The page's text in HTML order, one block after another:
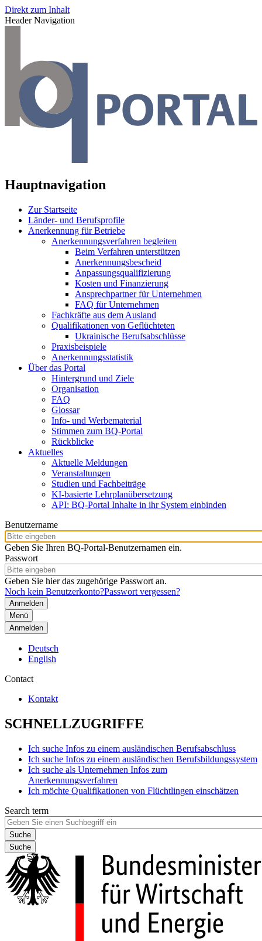
Direkt zum Inhalt
Header Navigation
Hauptnavigation
Zur Startseite
Länder- und Berufsprofile
Anerkennung für Betriebe
Anerkennungsverfahren begleiten
Beim Verfahren unterstützen
Anerkennungsbescheid
Anpassungsqualifizierung
Kosten und Finanzierung
Ansprechpartner für Unternehmen
FAQ für Unternehmen
Fachkräfte aus dem Ausland
Qualifikationen von Geflüchteten
Ukrainische Berufsabschlüsse
Praxisbeispiele
Anerkennungsstatistik
Über das Portal
Hintergrund und Ziele
Organisation
FAQ
Glossar
Info- und Werbematerial
Stimmen zum BQ-Portal
Rückblicke
Aktuelles
Aktuelle Meldungen
Veranstaltungen
Studien und Fachbeiträge
KI-basierte Lehrplanübersetzung
API: BQ-Portal Inhalte in ihr System einbinden
Benutzername
Geben Sie Ihren BQ-Portal-Benutzernamen ein.
Passwort
Geben Sie hier das zugehörige Passwort an.
Noch kein Benutzerkonto?Passwort vergessen?
Menü
Anmelden
Deutsch
English
Contact
Kontakt
SCHNELLZUGRIFFE
Ich suche Infos zu einem ausländischen Berufsabschluss
Ich suche Infos zu einem ausländischen Berufsbildungssystem
Ich suche als Unternehmen Infos zum
Anerkennungsverfahren
Ich möchte Qualifikationen von Flüchtlingen einschätzen
Search term
Suche